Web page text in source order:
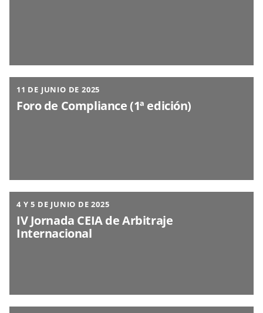
11 DE JUNIO DE 2025
Foro de Compliance (1ª edición)
4 Y 5 DE JUNIO DE 2025
IV Jornada CEIA de Arbitraje
Internacional